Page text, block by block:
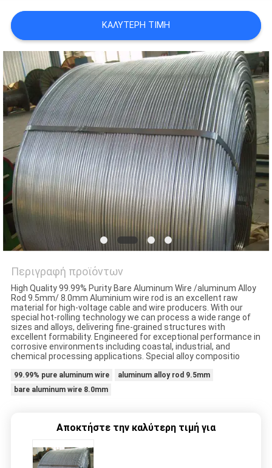
ΖΗΤΉΣΤΕ
ΈΝΑ
ΑΠΌΣΠΑΣΜΑ
SITEMAP
PRIVACY
POLICY
ΚΑΛΎΤΕΡΗ ΤΙΜΉ
Περιγραφή προϊόντων
High Quality 99.99% Purity Bare Aluminum Wire /aluminum Alloy
Rod 9.5mm/ 8.0mm Aluminium wire rod is an excellent raw
material for high-voltage cable and wire producers. With our
special hot-rolling technology we can process a wide range of
sizes and alloys, delivering fine-grained structures with
excellent formability. Engineered for exceptional performance in
corrosive environments including coastal, industrial, and
chemical processing applications. Special alloy compositio
99.99% pure aluminum wire
aluminum alloy rod 9.5mm
bare aluminum wire 8.0mm
Αποκτήστε την καλύτερη τιμή για